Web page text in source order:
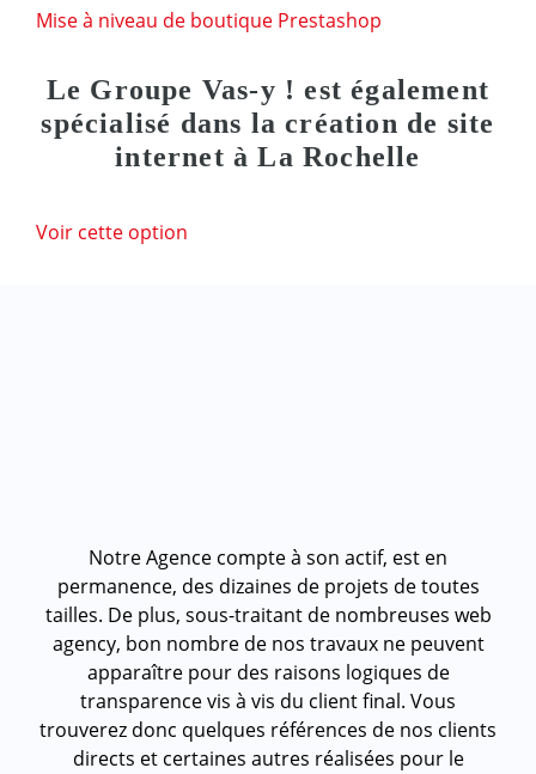
Mise à niveau de boutique Prestashop
Le Groupe Vas-y ! est également
spécialisé dans la création de site
internet à La Rochelle
Voir cette option
Notre Agence compte à son actif, est en
permanence, des dizaines de projets de toutes
tailles. De plus, sous-traitant de nombreuses web
agency, bon nombre de nos travaux ne peuvent
apparaître pour des raisons logiques de
transparence vis à vis du client final. Vous
trouverez donc quelques références de nos clients
directs et certaines autres réalisées pour le